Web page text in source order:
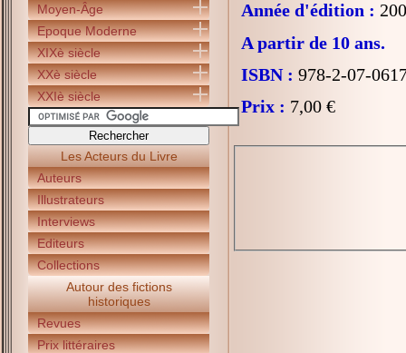
Moyen-Âge
Epoque Moderne
XIXè siècle
XXè siècle
XXIè siècle
Les Acteurs du Livre
Auteurs
Illustrateurs
Interviews
Editeurs
Collections
Autour des fictions
historiques
Revues
Prix littéraires
Année d'édition :
A partir de 10 ans.
ISBN : 978-2-07-
Prix : 7,00 €